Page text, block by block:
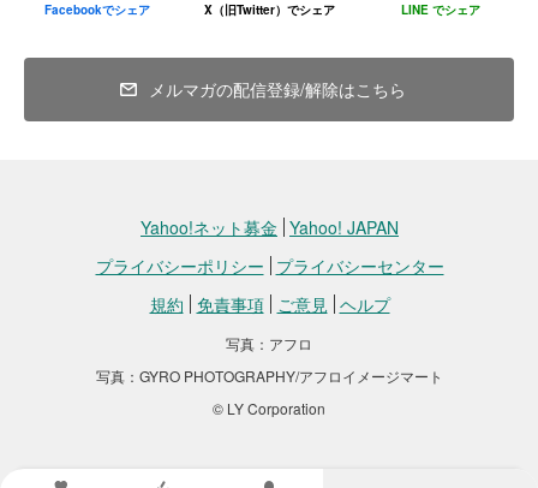
Facebookでシェア X（旧Twitter）でシェア LINE でシェア
メルマガの配信登録/解除はこちら
Yahoo!ネット募金 Yahoo! JAPAN
プライバシーポリシー プライバシーセンター
規約 免責事項 ご意見 ヘルプ
写真：アフロ
写真：GYRO PHOTOGRAPHY/アフロイメージマート
© LY Corporation